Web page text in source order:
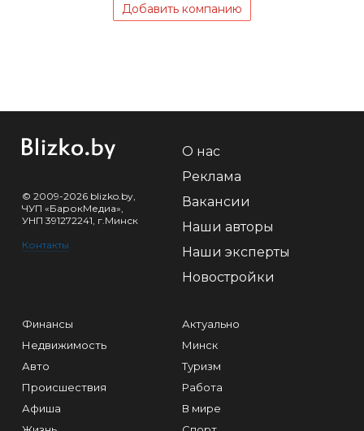
Добавить компанию
© 2009-2026 blizko.by,
ЧУП «БарокМедиа»,
УНП 391272241, г.Минск
Контакты
О нас
Реклама
Вакансии
Наши авторы
Наши эксперты
Новостройки
Финансы
Недвижимость
Авто
Происшествия
Афиша
Актуально
Минск
Туризм
Работа
В мире